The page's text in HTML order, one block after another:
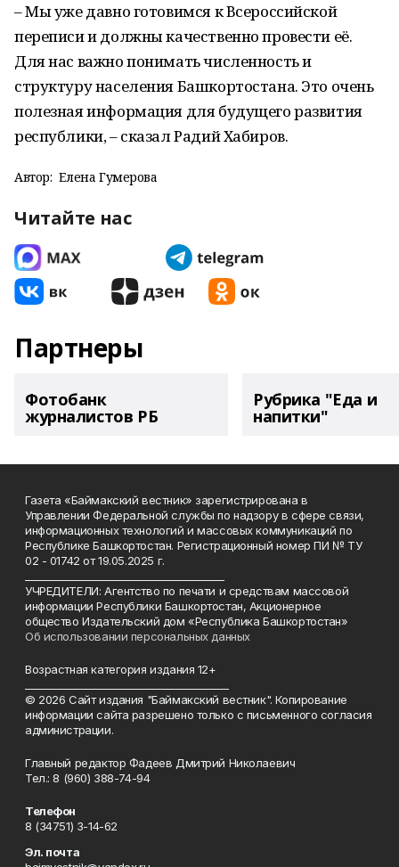
– Мы уже давно готовимся к Всероссийской
переписи и должны качественно провести её.
Для нас важно понимать численность и
структуру населения Башкортостана. Это очень
полезная информация для будущего развития
республики, – сказал Радий Хабиров.
Автор: Елена Гумерова
Читайте нас
Партнеры
Фотобанк
журналистов РБ
Рубрика "Еда и
напитки"
Газета «Баймакский вестник» зарегистрирована в
Управлении Федеральной службы по надзору в сфере связи,
информационных технологий и массовых коммуникаций по
Республике Башкортостан. Регистрационный номер ПИ № ТУ
02 - 01742 от 19.05.2025 г.
УЧРЕДИТЕЛИ: Агентство по печати и средствам массовой
информации Республики Башкортостан, Акционерное
общество Издательский дом «Республика Башкортостан»
Об использовании персональных данных
Возрастная категория издания 12+
© 2026 Сайт издания "Баймакский вестник". Копирование
информации сайта разрешено только с письменного согласия
администрации.
Главный редактор Фадеев Дмитрий Николаевич
Тел.: 8 (960) 388-74-94
Телефон
8 (34751) 3-14-62
Эл. почта